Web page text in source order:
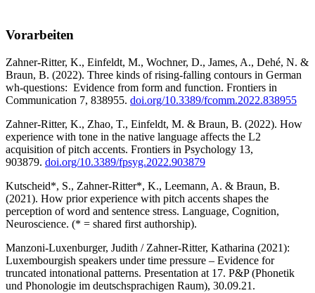
Vorarbeiten
Zahner-Ritter, K., Einfeldt, M., Wochner, D., James, A., Dehé, N. &
Braun, B. (2022). Three kinds of rising-falling contours in German
wh-questions: Evidence from form and function. Frontiers in
Communication 7, 838955. doi.org/10.3389/fcomm.2022.838955
Zahner-Ritter, K., Zhao, T., Einfeldt, M. & Braun, B. (2022). How
experience with tone in the native language affects the L2
acquisition of pitch accents. Frontiers in Psychology 13,
903879. doi.org/10.3389/fpsyg.2022.903879
Kutscheid*, S., Zahner-Ritter*, K., Leemann, A. & Braun, B.
(2021). How prior experience with pitch accents shapes the
perception of word and sentence stress. Language, Cognition,
Neuroscience. (* = shared first authorship).
Manzoni-Luxenburger, Judith / Zahner-Ritter, Katharina (2021):
Luxembourgish speakers under time pressure – Evidence for
truncated intonational patterns. Presentation at 17. P&P (Phonetik
und Phonologie im deutschsprachigen Raum), 30.09.21.